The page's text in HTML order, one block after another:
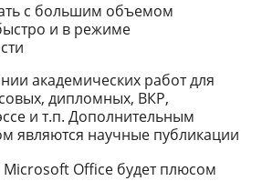
с большим объемом
и в режиме
академических работ для
дипломных, ВКР,
и т.п. Дополнительным
являются научные публикации
Microsoft Office будет плюсом